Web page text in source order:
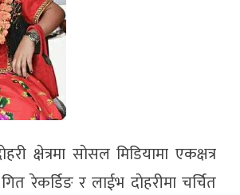
क्षेत्रमा साेसल मिडियामा एकक्षत्र
रेकर्डिङ र लाईभ दाेहरीमा चर्चित